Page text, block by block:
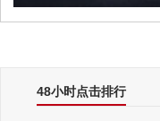
48小时点击排行